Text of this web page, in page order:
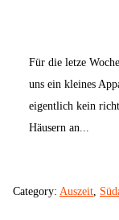
Für die letze
uns ein kleines
eigentlich kein
Häusern an...
Category: Auszeit,